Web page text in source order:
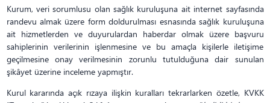
Kurum, veri sorumlusu olan sağlık kuruluşuna ait internet sayfasında
randevu almak üzere form doldurulması esnasında sağlık kuruluşuna
ait hizmetlerden ve duyurulardan haberdar olmak üzere başvuru
sahiplerinin verilerinin işlenmesine ve bu amaçla kişilerle iletişime
geçilmesine onay verilmesinin zorunlu tutulduğuna dair sunulan
şikâyet üzerine inceleme yapmıştır.
Kurul kararında açık rızaya ilişkin kuralları tekrarlarken özetle, KVKK